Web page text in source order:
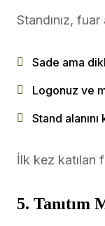
Standınız,
Sade ama
Logonuz ve
Stand alanını
İlk kez katılan
5. Tanıtım